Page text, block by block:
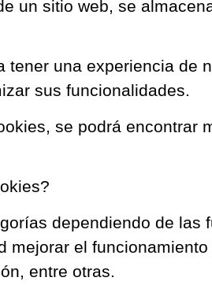
un sitio web, se
tener una experiencia de
sus funcionalidades.
se podrá
dependiendo de
mejorar el
entre otras.